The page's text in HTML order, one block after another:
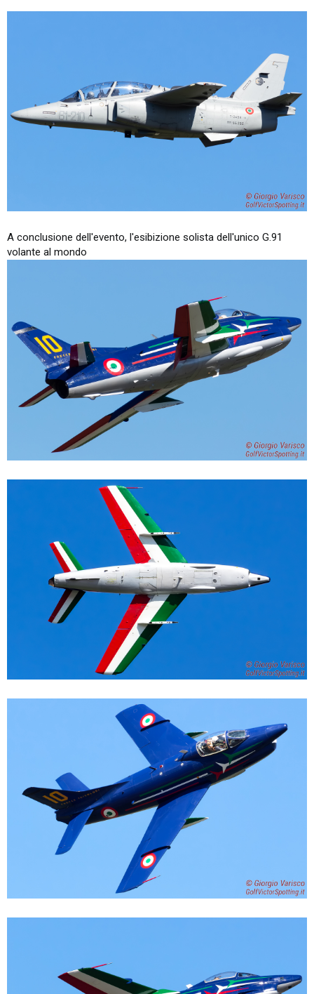
A conclusione dell'evento, l'esibizione solista dell'unico G.91
volante al mondo